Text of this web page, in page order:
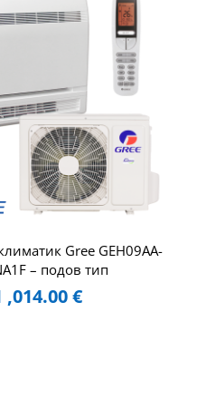
Gree GEH09AA-
– подов тип
,014.00€